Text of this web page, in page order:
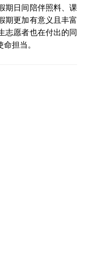
期日间陪伴照料、课
期更加有意义且丰富
志愿者也在付出的同
担当。